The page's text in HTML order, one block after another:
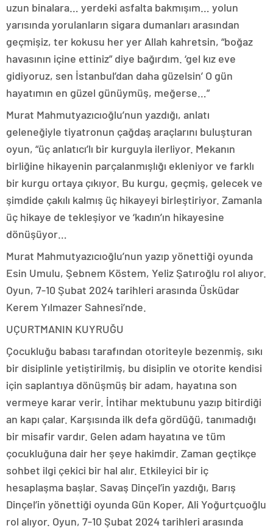
uzun binalara… yerdeki asfalta bakmışım… yolun
yarısında yorulanların sigara dumanları arasından
geçmişiz, ter kokusu her yer Allah kahretsin, “boğaz
havasının içine ettiniz” diye bağırdım. ‘gel kız eve
gidiyoruz, sen İstanbul’dan daha güzelsin’ O gün
hayatımın en güzel günüymüş, meğerse…”
Murat Mahmutyazıcıoğlu’nun yazdığı, anlatı
geleneğiyle tiyatronun çağdaş araçlarını buluşturan
oyun, “üç anlatıcı’lı bir kurguyla ilerliyor. Mekanın
birliğine hikayenin parçalanmışlığı ekleniyor ve farklı
bir kurgu ortaya çıkıyor. Bu kurgu, geçmiş, gelecek ve
şimdide çakılı kalmış üç hikayeyi birleştiriyor. Zamanla
üç hikaye de tekleşiyor ve ‘kadın’ın hikayesine
dönüşüyor…
Murat Mahmutyazıcıoğlu’nun yazıp yönettiği oyunda
Esin Umulu, Şebnem Köstem, Yeliz Şatıroğlu rol alıyor.
Oyun, 7-10 Şubat 2024 tarihleri arasında Üsküdar
Kerem Yılmazer Sahnesi’nde.
UÇURTMANIN KUYRUĞU
Çocukluğu babası tarafından otoriteyle bezenmiş, sıkı
bir disiplinle yetiştirilmiş, bu disiplin ve otorite kendisi
için saplantıya dönüşmüş bir adam, hayatına son
vermeye karar verir. İntihar mektubunu yazıp bitirdiği
an kapı çalar. Karşısında ilk defa gördüğü, tanımadığı
bir misafir vardır. Gelen adam hayatına ve tüm
çocukluğuna dair her şeye hakimdir. Zaman geçtikçe
sohbet ilgi çekici bir hal alır. Etkileyici bir iç
hesaplaşma başlar. Savaş Dinçel’in yazdığı, Barış
Dinçel’in yönettiği oyunda Gün Koper, Ali Yoğurtçuoğlu
rol alıyor. Oyun, 7-10 Şubat 2024 tarihleri arasında